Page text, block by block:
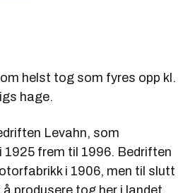
helst tog som fyres opp kl.
hage.
Levahn, som
1925 frem til 1996. Bedriften
i 1906, men til slutt
produsere tog her i landet.